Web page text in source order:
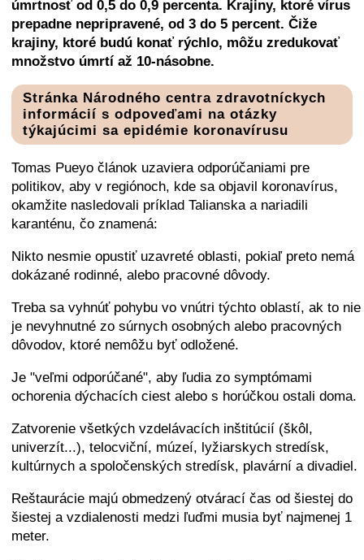
úmrtnosť od 0,5 do 0,9 percenta. Krajiny, ktoré vírus
prepadne nepripravené, od 3 do 5 percent. Čiže
krajiny, ktoré budú konať rýchlo, môžu zredukovať
množstvo úmrtí až 10-násobne.
Stránka Národného centra zdravotníckych
informácií s odpoveďami na otázky
týkajúcimi sa epidémie koronavírusu
Tomas Pueyo článok uzaviera odporúčaniami pre
politikov, aby v regiónoch, kde sa objavil koronavírus,
okamžite nasledovali príklad Talianska a nariadili
karanténu, čo znamená:
Nikto nesmie opustiť uzavreté oblasti, pokiaľ preto nemá
dokázané rodinné, alebo pracovné dôvody.
Treba sa vyhnúť pohybu vo vnútri týchto oblastí, ak to nie
je nevyhnutné zo súrnych osobných alebo pracovných
dôvodov, ktoré nemôžu byť odložené.
Je "veľmi odporúčané", aby ľudia zo symptómami
ochorenia dýchacích ciest alebo s horúčkou ostali doma.
Zatvorenie všetkých vzdelávacích inštitúcií (škôl,
univerzít...), telocviční, múzeí, lyžiarskych stredísk,
kultúrnych a spoločenských stredísk, plavární a divadiel.
Reštaurácie majú obmedzený otvárací čas od šiestej do
šiestej a vzdialenosti medzi ľuďmi musia byť najmenej 1
meter.